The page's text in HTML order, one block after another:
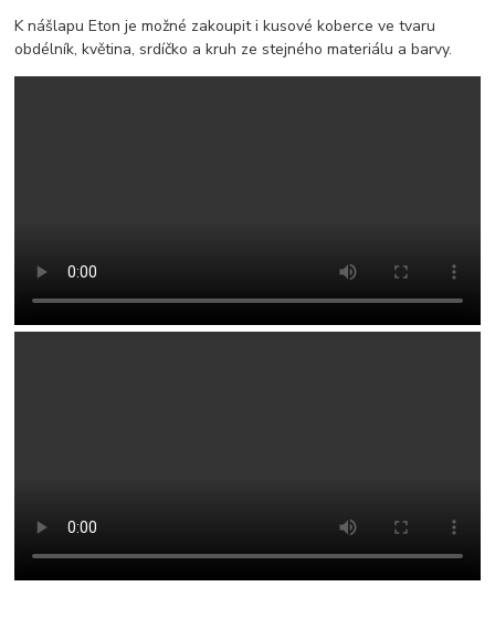
K nášlapu Eton je možné zakoupit i kusové koberce ve tvaru
obdélník, květina, srdíčko a kruh ze stejného materiálu a barvy.